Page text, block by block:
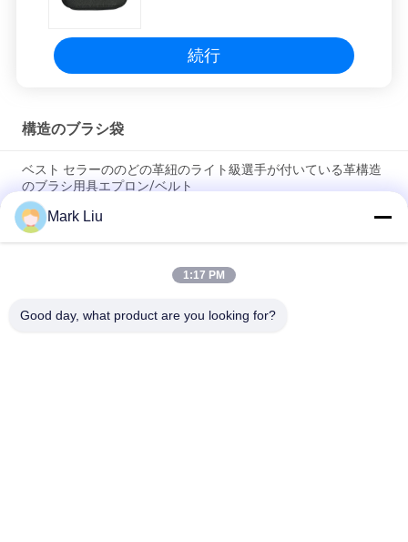
続行
構造のブラシ袋
ベスト セラーののどの革紐のライト級選手が付いている革構造
のブラシ用具エプロン/ベルト
PUの筆箱の袋の波の縞のジッパーの閉鎖旅行化粧品の構造袋の
かわいいペンの文房具のホールダー
専門の構造のブラシ ロール袋の洗面用品のホールダーのペンの
Mark Liu
1:17 PM
Good day, what product are you looking for?